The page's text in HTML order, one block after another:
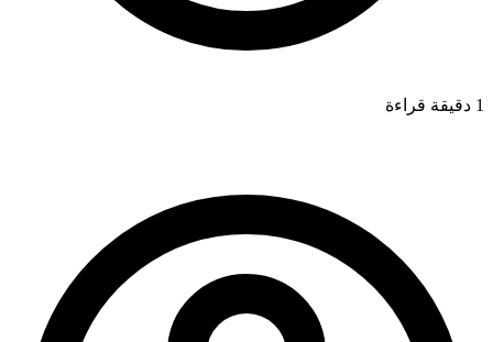
1 دقيقة قراءة